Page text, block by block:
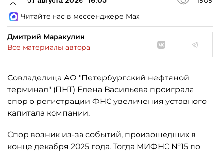
Читайте нас в мессенджере Max
Дмитрий Маракулин
Все материалы автора
Совладелица АО "Петербургский нефтяной
терминал" (ПНТ) Елена Васильева проиграла
спор о регистрации ФНС увеличения уставного
капитала компании.
Спор возник из-за событий, произошедших в
конце декабря 2025 года. Тогда МИФНС №15 по